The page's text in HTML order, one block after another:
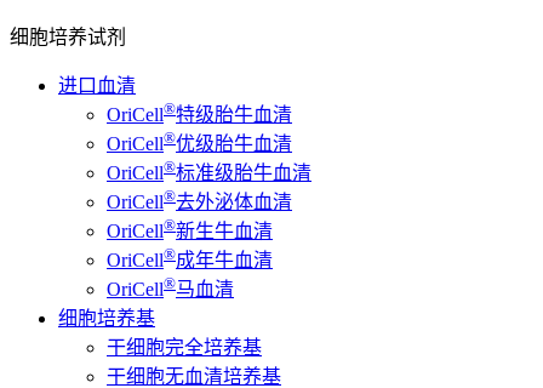
细胞培养试剂
进口血清
OriCell®特级胎牛血清
OriCell®优级胎牛血清
OriCell®标准级胎牛血清
OriCell®去外泌体血清
OriCell®新生牛血清
OriCell®成年牛血清
OriCell®马血清
细胞培养基
干细胞完全培养基
干细胞无血清培养基